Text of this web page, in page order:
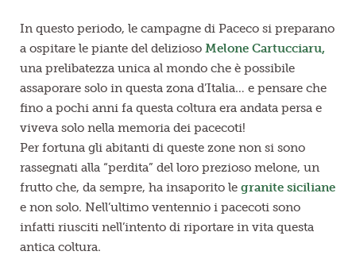
In questo periodo, le campagne di Paceco si preparano
a ospitare le piante del delizioso Melone Cartucciaru,
una prelibatezza unica al mondo che è possibile
assaporare solo in questa zona d’Italia… e pensare che
fino a pochi anni fa questa coltura era andata persa e
viveva solo nella memoria dei pacecoti!
Per fortuna gli abitanti di queste zone non si sono
rassegnati alla “perdita” del loro prezioso melone, un
frutto che, da sempre, ha insaporito le granite siciliane
e non solo. Nell’ultimo ventennio i pacecoti sono
infatti riusciti nell’intento di riportare in vita questa
antica coltura.